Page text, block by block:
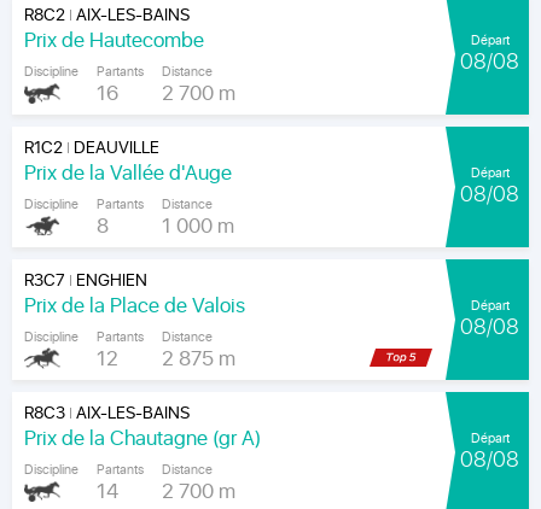
R8C2|AIX-LES-BAINS
Prix de Hautecombe
Discipline Partants
16
Distance
2 700 m
Départ
08/08
R1C2| DEAUVILLE
Prix de la Vallée d'Auge
Discipline Partants
8
Distance
1 000 m
Départ
08/08
R3C7 | ENGHIEN
Prix de la Place de Valois
Discipline Partants
12
Distance
2 875 m
Départ
08/08
R8C3|AIX-LES-BAINS
Prix de la Chautagne (gr A)
Discipline Partants
14
Distance
2 700 m
Départ
08/08